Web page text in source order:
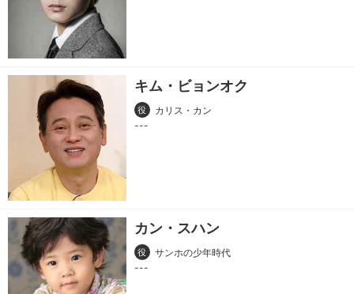
キム・ビョンオク
役 カリス・カン
カン・スハン
役 サンホの少年時代